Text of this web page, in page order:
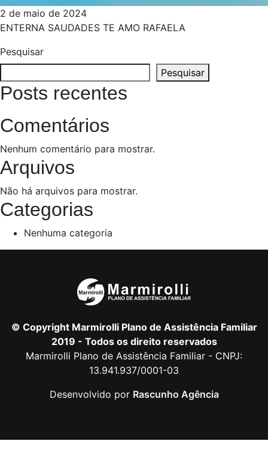
2 de maio de 2024
ENTERNA SAUDADES TE AMO RAFAELA
Pesquisar
Pesquisar
Posts recentes
Comentários
Nenhum comentário para mostrar.
Arquivos
Não há arquivos para mostrar.
Categorias
Nenhuma categoria
© Copyright Marmirolli Plano de Assistência Familiar
2019 - Todos os direito reservados
Marmirolli Plano de Assistência Familiar - CNPJ:
13.941.937/0001-03
Desenvolvido por Rascunho Agência